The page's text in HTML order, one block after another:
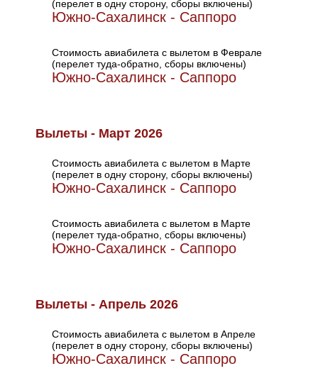
(перелет в одну сторону, сборы включены)
Южно-Сахалинск - Саппоро
Стоимость авиабилета с вылетом в Феврале
(перелет туда-обратно, сборы включены)
Южно-Сахалинск - Саппоро
Вылеты - Март 2026
Стоимость авиабилета с вылетом в Марте
(перелет в одну сторону, сборы включены)
Южно-Сахалинск - Саппоро
Стоимость авиабилета с вылетом в Марте
(перелет туда-обратно, сборы включены)
Южно-Сахалинск - Саппоро
Вылеты - Апрель 2026
Стоимость авиабилета с вылетом в Апреле
(перелет в одну сторону, сборы включены)
Южно-Сахалинск - Саппоро